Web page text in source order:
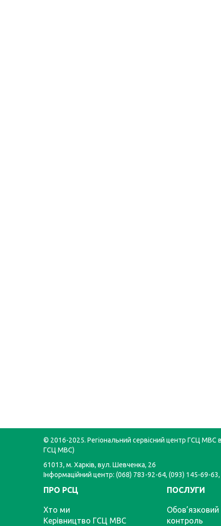
© 2016-2025. Регіональний сервісний центр ГСЦ МВС в
ГСЦ МВС)
61013, м. Харків, вул. Шевченка, 26
Інформаційний центр: (068) 783-92-64, (093) 145-69-
ПРО РСЦ
Хто ми
Керівництво ГСЦ МВС
ПОСЛУГИ
Обов’язковий
контроль